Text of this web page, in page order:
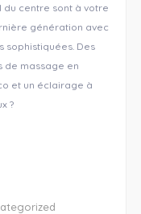
du centre sont à votre
génération avec
sophistiquées. Des
de massage en
et un éclairage à
?